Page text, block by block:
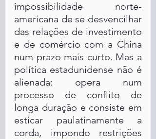
impossibilidade norte-
americana de se desvencilhar
das relações de investimento
e de comércio com a China
num prazo mais curto. Mas a
política estadunidense não é
alienada: opera num
processo de conflito de
longa duração e consiste em
esticar paulatinamente a
corda, impondo restrições